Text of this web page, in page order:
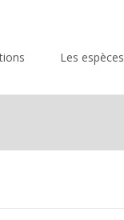
Les espèces